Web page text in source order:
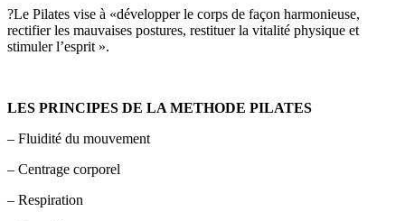
?Le Pilates vise à «développer le corps de façon harmonieuse,
rectifier les mauvaises postures, restituer la vitalité physique et
stimuler l’esprit ».
LES PRINCIPES DE LA METHODE PILATES
– Fluidité du mouvement
– Centrage corporel
– Respiration